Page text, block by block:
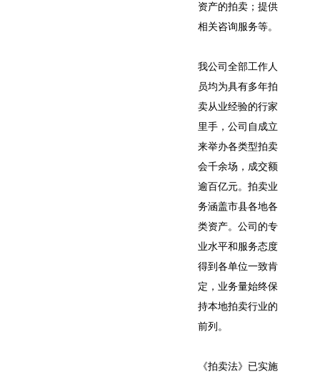
资产的拍卖；提供
相关咨询服务等。
我公司全部工作人
员均为具有多年拍
卖从业经验的行家
里手，公司自成立
来举办各类型拍卖
会千余场，成交额
逾百亿元。拍卖业
务涵盖市县各地各
类资产。公司的专
业水平和服务态度
得到各单位一致肯
定，业务量始终保
持本地拍卖行业的
前列。
《拍卖法》已实施